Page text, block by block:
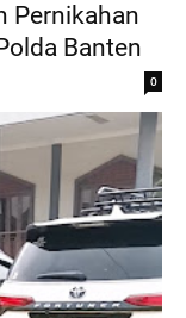
Pernikahan
Banten
0